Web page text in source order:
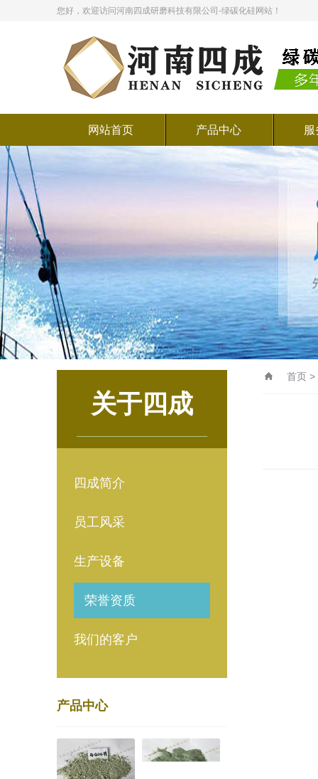
您好，欢迎访问河南四成研磨科技有限公司-绿碳化硅网站！
网站首页 产品中心
关于四成
四成简介
员工风采
生产设备
荣誉资质
我们的客户
产品中心
首页 >